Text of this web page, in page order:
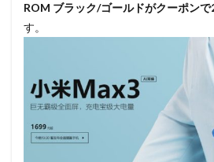
ROM ブラック/ゴールドがクーポンで
す。